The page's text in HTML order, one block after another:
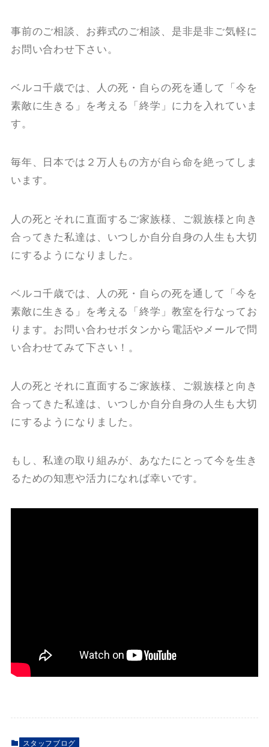
事前のご相談、お葬式のご相談、是非是非ご気軽に
お問い合わせ下さい。
ベルコ千歳では、人の死・自らの死を通して「今を
素敵に生きる」を考える「終学」に力を入れていま
す。
毎年、日本では２万人もの方が自ら命を絶ってしま
います。
人の死とそれに直面するご家族様、ご親族様と向き
合ってきた私達は、いつしか自分自身の人生も大切
にするようになりました。
ベルコ千歳では、人の死・自らの死を通して「今を
素敵に生きる」を考える「終学」教室を行なってお
ります。お問い合わせボタンから電話やメールで問
い合わせてみて下さい！。
人の死とそれに直面するご家族様、ご親族様と向き
合ってきた私達は、いつしか自分自身の人生も大切
にするようになりました。
もし、私達の取り組みが、あなたにとって今を生き
るための知恵や活力になれば幸いです。
スタッフブログ